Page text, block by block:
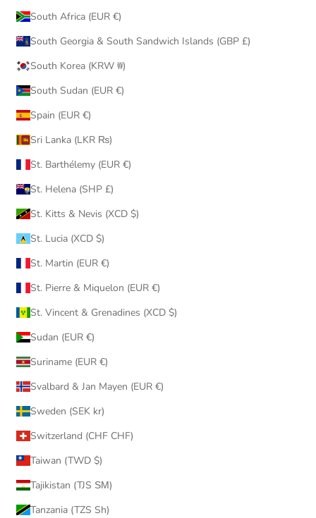
South Africa (EUR €)
South Georgia & South Sandwich Islands (GBP £)
South Korea (KRW ₩)
South Sudan (EUR €)
Spain (EUR €)
Sri Lanka (LKR ₨)
St. Barthélemy (EUR €)
St. Helena (SHP £)
St. Kitts & Nevis (XCD $)
St. Lucia (XCD $)
St. Martin (EUR €)
St. Pierre & Miquelon (EUR €)
St. Vincent & Grenadines (XCD $)
Sudan (EUR €)
Suriname (EUR €)
Svalbard & Jan Mayen (EUR €)
Sweden (SEK kr)
Switzerland (CHF CHF)
Taiwan (TWD $)
Tajikistan (TJS ЅМ)
Tanzania (TZS Sh)